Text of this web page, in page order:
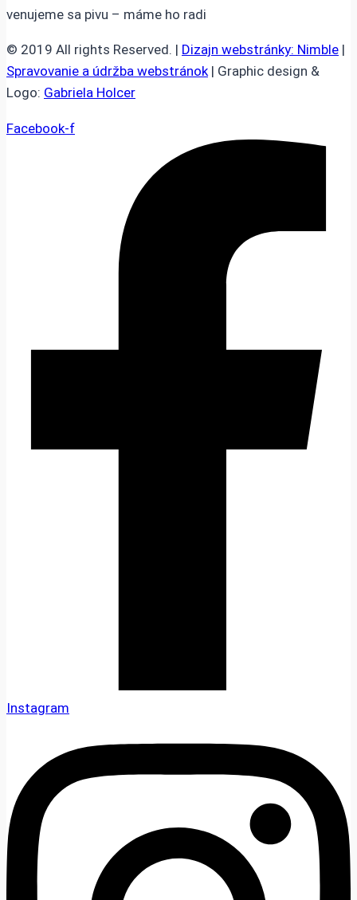
venujeme sa pivu – máme ho radi
© 2019 All rights Reserved. | Dizajn webstránky: Nimble |
Spravovanie a údržba webstránok | Graphic design &
Logo: Gabriela Holcer
Facebook-f
Instagram